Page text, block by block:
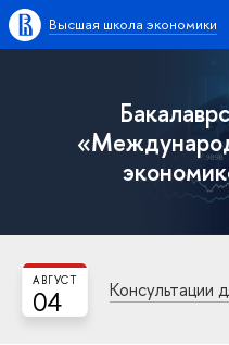
Высшая школа экономики
04
АВГУСТ